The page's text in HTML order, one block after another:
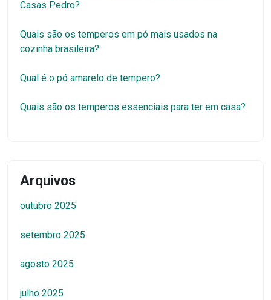
Casas Pedro?
Quais são os temperos em pó mais usados na
cozinha brasileira?
Qual é o pó amarelo de tempero?
Quais são os temperos essenciais para ter em casa?
Arquivos
outubro 2025
setembro 2025
agosto 2025
julho 2025